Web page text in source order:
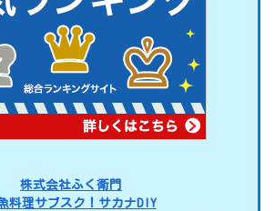
株式会社ふく衛門
料理サブスク！サカナDIY